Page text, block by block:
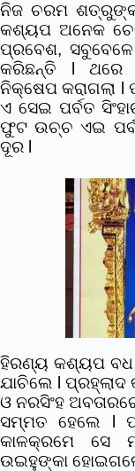
ନିଜ ଚରମ
କଶ୍ୟପ ଅନେକ
ପ୍ରବେଶ,
କରିଛନ୍ତି l ଥରେ
ନିକ୍ଷେପ କରାଗଲା
ଏ ସେଇ ପର୍ବତ
ଫୁଟ ଉଚ୍ଚ ଏଇ
ଦୂର l
ହିରଣ୍ୟ କଶ୍ୟପ ବଧ
ଯାଚିଲେ l
ଓ ନରସିଂହ
ସମ୍ମତ ହେଲେ l
କାଳକ୍ରମେ ସେ
ଉଇହୁଙ୍କା ହୋଇଗଲେ